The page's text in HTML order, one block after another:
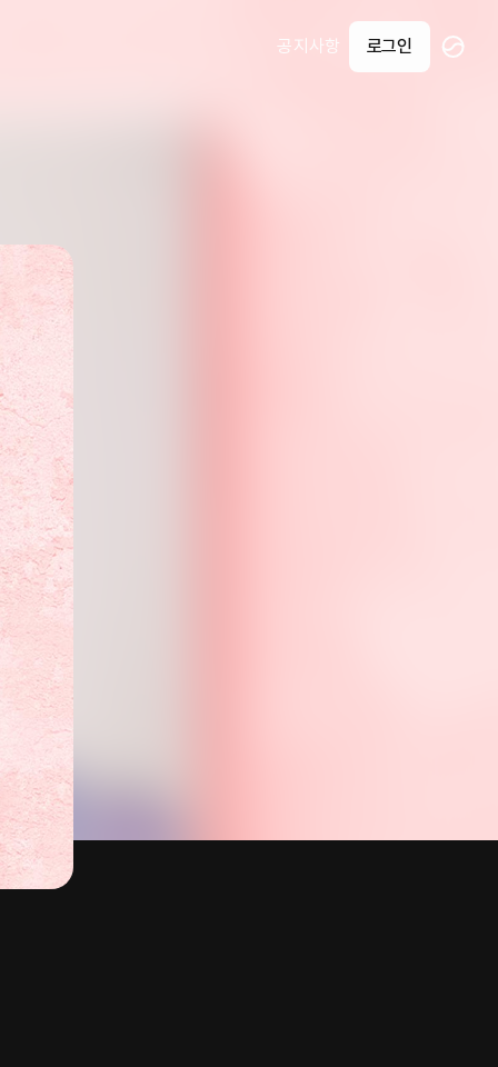
공지사항 로그인